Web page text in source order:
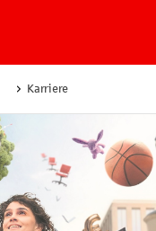
Karriere